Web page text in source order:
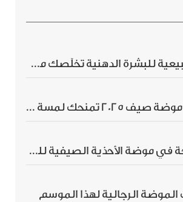
5 ماسكات طبيعية للبشرة الدهنية تخلّصك من الحبوب بسرعة
قبعات رجالية موضة صيف 2025 تمنحك لمسة أناقة استثنائية
4 تصاميم رائجة في موضة الأحذية الصيفية للرجال هذا الموسم
الرجالية لهذا الموسم